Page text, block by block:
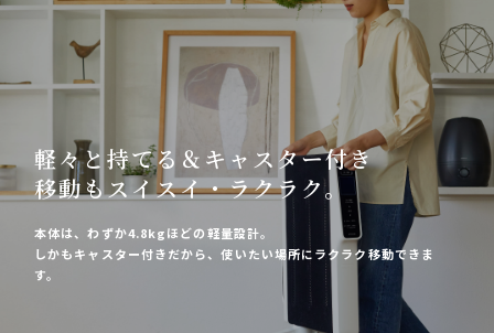
軽々と持てる＆キャスター付き
移動もスイスイ・ラクラク。
本体は、わずか4.8kgほどの軽量設計。
しかもキャスター付きだから、使いたい場所にラクラク移動できま
す。